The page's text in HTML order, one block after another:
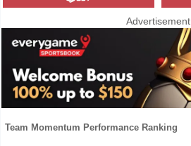
Advertisement
Team Momentum Performance Ranking